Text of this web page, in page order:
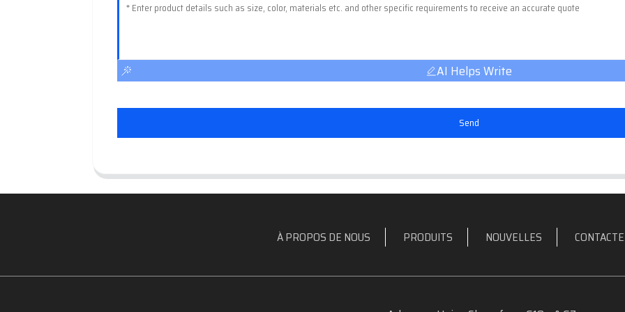
AI Helps Write
Send
À PROPOS DE NOUS PRODUITS NOUVELLES